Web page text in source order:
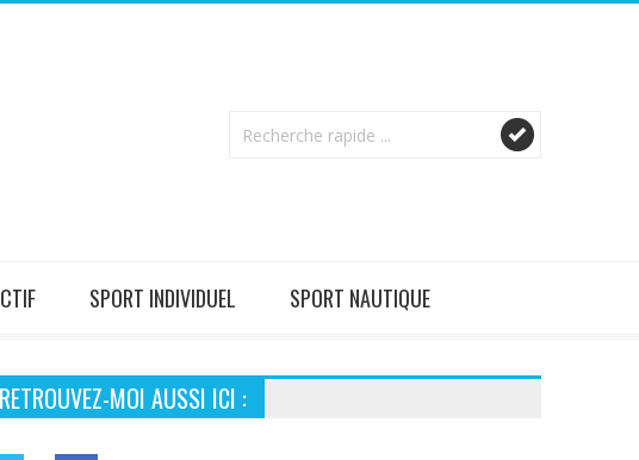
SPORT INDIVIDUEL SPORT NAUTIQUE
RETROUVEZ-MOI AUSSI ICI :